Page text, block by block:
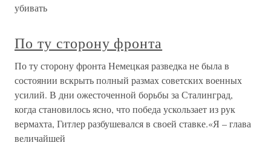
убивать
По ту сторону фронта
По ту сторону фронта Немецкая разведка не была в
состоянии вскрыть полный размах советских военных
усилий. В дни ожесточенной борьбы за Сталинград,
когда становилось ясно, что победа ускользает из рук
вермахта, Гитлер разбушевался в своей ставке.«Я – глава
величайшей